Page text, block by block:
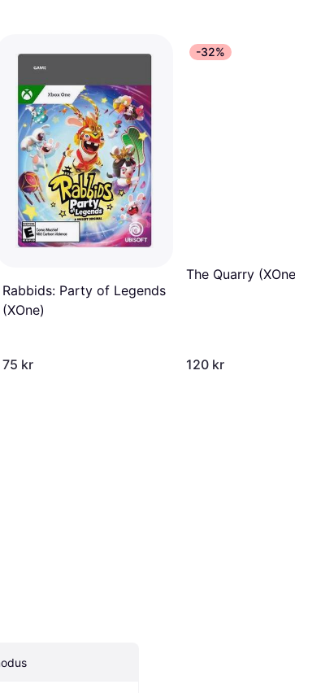
Rabbids: Party of Legends
(XOne)
75 kr
-32%
The Quarry (XOne)
120 kr